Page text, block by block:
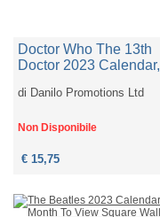
Doctor Who The 13th
Doctor 2023 Calendar,
Wall Calendar , Official
13th Doctor Square
di Danilo Promotions Ltd
Non Disponibile
€ 15,75